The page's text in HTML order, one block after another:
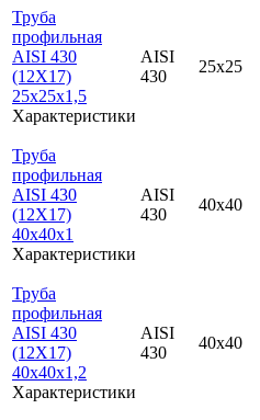
Труба
профильная
AISI 430
(12Х17)
25x25x1,5
Характеристики
AISI
430
25x25
Труба
профильная
AISI 430
(12Х17)
40x40x1
Характеристики
AISI
430
40x40
Труба
профильная
AISI 430
(12Х17)
40x40x1,2
Характеристики
AISI
430
40x40